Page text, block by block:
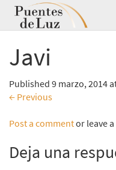
Javi
Published 9 marzo, 2014
← Previous
Post a commentor leave
Deja una